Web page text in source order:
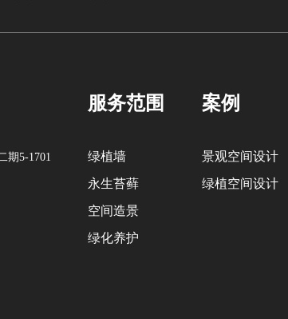
期5-1701
服务范围
绿植墙
永生苔藓
空间造景
绿化养护
案例
景观空间设计
绿植空间设计